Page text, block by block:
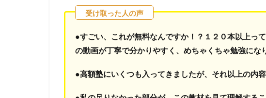
●すごい、これが無料なんですか！？ １２０本以上っ
の動画が丁寧で分かりやすく、めちゃくちゃ勉強にな
●高額塾にいくつも入ってきましたが、それ以上の内容